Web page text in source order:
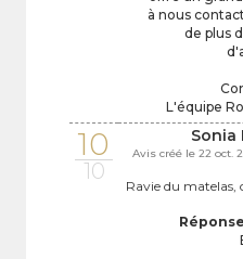
à nous
de plus
L'équipe
10
10
Sonia
Avis créé le 22 oct.
Ravie du matelas,